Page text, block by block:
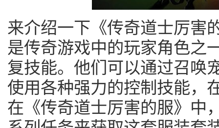
来介绍一下《传奇道士厉害
是传奇游戏中的玩家角色之
复技能。他们可以通过召唤
使用各种强力的控制技能，
在《传奇道士厉害的服》中